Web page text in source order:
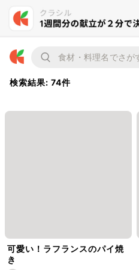
検索結果: 74件
可愛い！ラフランスのパイ焼
き